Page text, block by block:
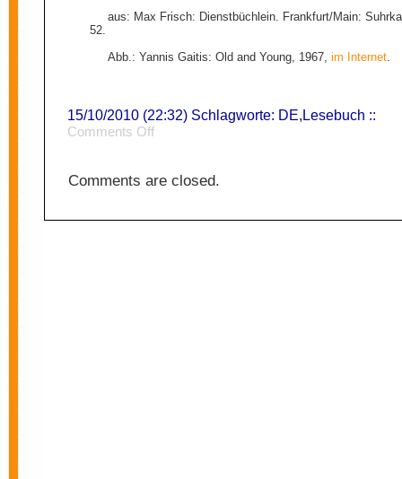
aus: Max Frisch: Dienstbüchlein. Frankfurt/Main:
52.
Abb.: Yannis Gaitis: Old and Young, 1967, im Internet.
15/10/2010 (22:32) Schlagworte: DE,Lesebuch ::
Comments Offon
Comments are closed.